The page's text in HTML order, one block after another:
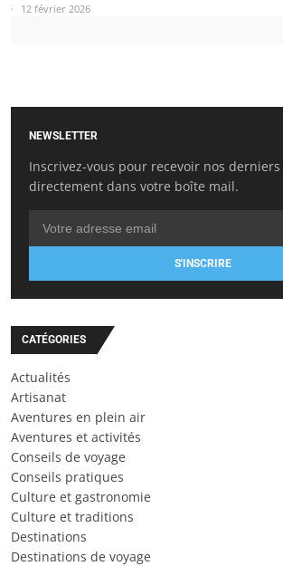
12 février 2026
NEWSLETTER
Inscrivez-vous pour recevoir nos
directement dans votre boîte mail.
S'INSCRIRE
CATÉGORIES
Actualités
Artisanat
Aventures en plein air
Aventures et activités
Conseils de voyage
Conseils pratiques
Culture et gastronomie
Culture et traditions
Destinations
Destinations de voyage